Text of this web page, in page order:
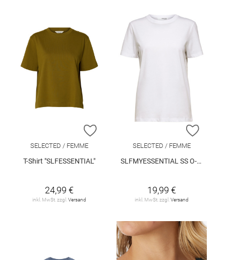
ZUR WUNSCHLISTE HINZUFÜGEN
SELECTED / FEMME
T-Shirt "SLFESSENTIAL"
24,99 €
inkl. MwSt. zzgl. Versand
ZUR
SELECTED / FEMME
SLFMYESSENTIAL SS O-NECK TEE NOOS
19,99 €
inkl. MwSt. zzgl. Versand